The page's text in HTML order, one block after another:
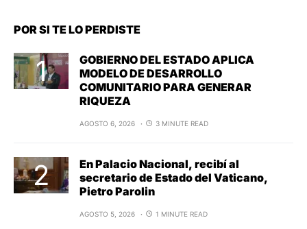
POR SI TE LO PERDISTE
GOBIERNO DEL ESTADO APLICA
MODELO DE DESARROLLO
COMUNITARIO PARA GENERAR
RIQUEZA
AGOSTO 6, 2026 3 MINUTE READ
En Palacio Nacional, recibí al
secretario de Estado del Vaticano,
Pietro Parolin
AGOSTO 5, 2026 1 MINUTE READ